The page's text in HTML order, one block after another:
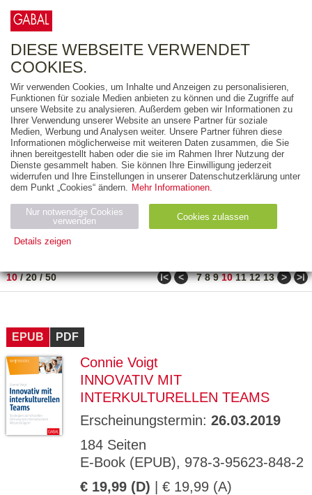
FREITEXT
AUSGABEART
AUS DER REIHE
ZUM THEMA
Neuerscheinung
Bestseller
PREIS
10/20/50 ǀ< < 7 8 9 10 11 12 13 > >ǀ
EPUB PDF
Connie Voigt
INNOVATIV MIT
INTERKULTURELLEN TEAMS
Erscheinungstermin: 26.03.2019
184 Seiten
E-Book (EPUB), 978-3-95623-848-2
€ 19,99 (D) | € 19,99 (A)
DIESE WEBSEITE VERWENDET
COOKIES.
Wir verwenden Cookies, um Inhalte und Anzeigen zu personalisieren,
Funktionen für soziale Medien anbieten zu können und die Zugriffe auf
unsere Website zu analysieren. Außerdem geben wir Informationen zu
Ihrer Verwendung unserer Website an unsere Partner für soziale
Medien, Werbung und Analysen weiter. Unsere Partner führen diese
Informationen möglicherweise mit weiteren Daten zusammen, die Sie
ihnen bereitgestellt haben oder die sie im Rahmen Ihrer Nutzung der
Dienste gesammelt haben. Sie können Ihre Einwilligung jederzeit
widerrufen und Ihre Einstellungen in unserer Datenschutzerklärung unter
dem Punkt „Cookies“ ändern. Mehr Informationen.
Nur notwendige Cookies
verwenden
Cookies zulassen
Details zeigen
Name Zweck
Ty
ESSION
_ID
verlag.
de
GV_CO
OKIES
gabal-
verlag.
Speichert den Zustimmungsstatus des
Benutzers für Cookies auf der aktuellen
Domäne.